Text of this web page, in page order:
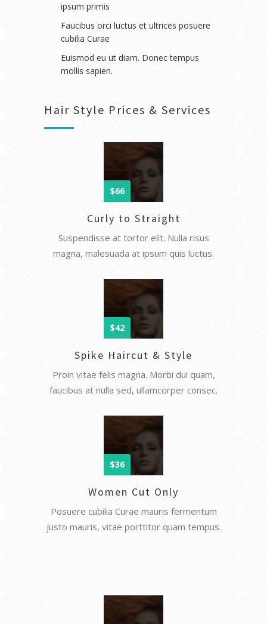
ipsum primis
Faucibus orci luctus et ultrices posuere
cubilia Curae
Euismod eu ut diam. Donec tempus
mollis sapien.
Hair Style Prices & Services
$66
Curly to Straight
Suspendisse at tortor elit. Nulla risus
magna, malesuada at ipsum quis luctus.
$42
Spike Haircut & Style
Proin vitae felis magna. Morbi dui quam,
faucibus at nulla sed, ullamcorper consec.
$36
Women Cut Only
Posuere cubilia Curae mauris fermentum
justo mauris, vitae porttitor quam tempus.